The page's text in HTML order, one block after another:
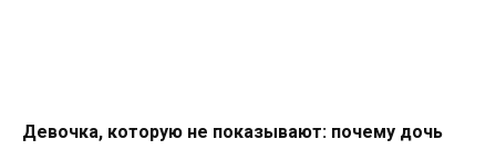
Девочка, которую не показывают: почему дочь